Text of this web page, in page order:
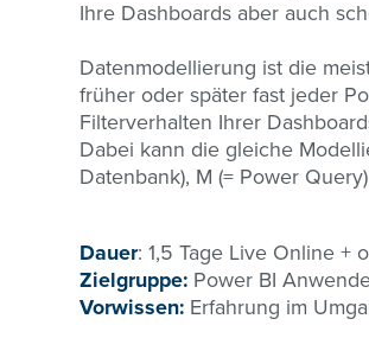
Ihre Dashboards aber auch
Datenmodellierung ist die
früher oder später fast jeder
Filterverhalten Ihrer
Dabei kann die gleiche
Datenbank), M (= Power
Dauer: 1,5 Tage Live Online +
Zielgruppe: Power BI
Vorwissen: Erfahrung im